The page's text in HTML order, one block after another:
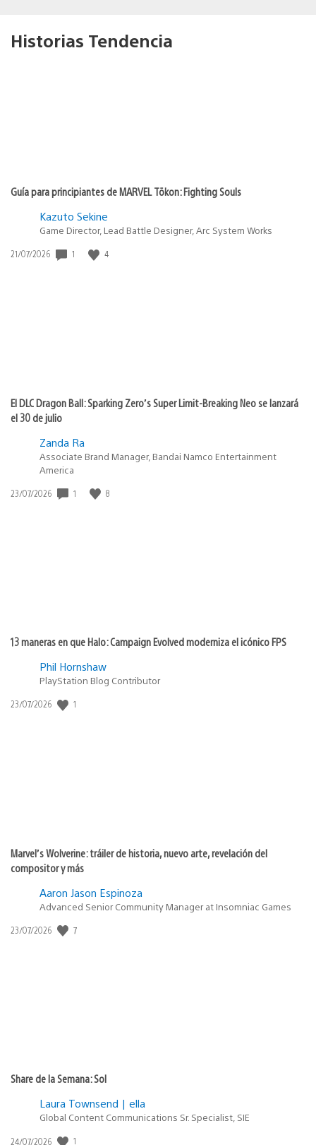
Historias Tendencia
Guía para principiantes de MARVEL Tōkon: Fighting Souls
Kazuto Sekine
Game Director, Lead Battle Designer, Arc System Works
Fecha
21/07/2026 1 4
El DLC Dragon Ball: Sparking Zero’s Super Limit-Breaking Neo se lanzará
el 30 de julio
Zanda Ra
Associate Brand Manager, Bandai Namco Entertainment
America
Fecha
23/07/2026 1 8
13 maneras en que Halo: Campaign Evolved moderniza el icónico FPS
Phil Hornshaw
PlayStation Blog Contributor
Fecha
23/07/2026 1
Marvel’s Wolverine: tráiler de historia, nuevo arte, revelación del
compositor y más
Aaron Jason Espinoza
Advanced Senior Community Manager at Insomniac Games
Fecha
23/07/2026 7
Share de la Semana: Sol
Laura Townsend | ella
Global Content Communications Sr. Specialist, SIE
Fecha
24/07/2026 1